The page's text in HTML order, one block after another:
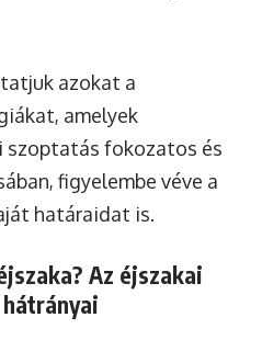
azokat a
amelyek
szoptatás fokozatos és
figyelembe véve a
határaidat is.
Az éjszakai